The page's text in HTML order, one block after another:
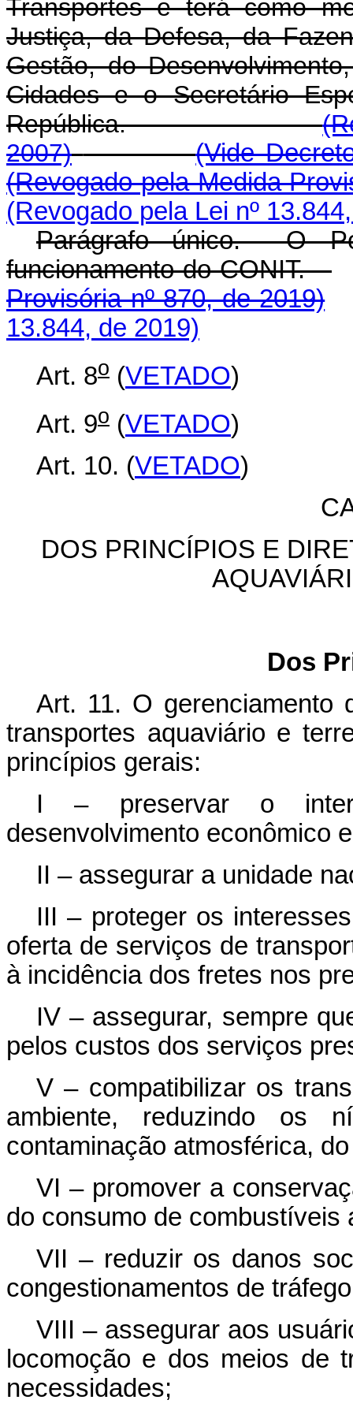
Transportes e terá como
Justiça, da Defesa, da
Gestão, do
Cidades e o Secretário
República.
2007)
(Vide
(Revogado pela Medida
(Revogado pela Lei nº
Parágrafo único. O
funcionamento do CONIT.
Provisória nº 870, de 2019)
13.844, de 2019)
Art. 8o (VETADO)
Art. 9o (VETADO)
Art. 10. (VETADO)
DOS PRINCÍPIOS E
Dos
Art. 11. O gerenciamento
transportes aquaviário e
princípios gerais:
I – preservar o
desenvolvimento econômico
II – assegurar a unidade
III – proteger os
oferta de serviços de
à incidência dos fretes nos
IV – assegurar, sempre
pelos custos dos serviços
V – compatibilizar os
ambiente, reduzindo os
contaminação atmosférica,
VI – promover a
do consumo de combustíveis
VII – reduzir os danos
congestionamentos de
VIII – assegurar aos
locomoção e dos meios de
necessidades;